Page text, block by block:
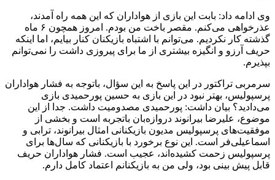
وی ادامه داد: بابت این بازی از هواداران که این همه راه آمدند،
عذرخواهی می‌کنم. مقصر باخت من بودم. امروز همچون ۶ ماه
گذشته کار نکردیم. می‌توانم با اشتباه بازیکنان کنار بیایم، اما اینکه
حریف آرزو و انگیزه بیشتری از ما برای پیروزی داشت را نمی‌توانم
بپذیرم.
سرمربی تراکتور در این پاسخ به این سؤال، باتوجه به فشار هواداران
پرسپولیس، بهتر نبود در این بازی به حسین پورحمیدی بازی
می‌دادید؟ بیان داشت: پورحمیدی مصدومیت داشت. جدا از این
موضوع، علیرضا بیرانوند دروازه‌بان باتجربه است و بخشی از
موفقیت‌های پرسپولیس مدیون بازیکنانی امثال بیرانوند، ترابی و
اسماعیلی‌فر است. این نوع برخورد با بازیکنانی که سال‌ها برای
پرسپولیس زحمت کشیده‌اند، عجیب است. فشار هواداران حریف
قابل پیش بینی بود، ولی من به بازیکنانم اعتماد کامل دارم.